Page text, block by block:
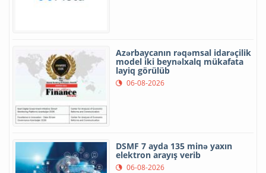
Azərbaycanın rəqəmsal idarəçilik
model iki beynəlxalq mükafata
layiq görülüb
06-08-2026
DSMF 7 ayda 135 minə yaxın
elektron arayış verib
06-08-2026